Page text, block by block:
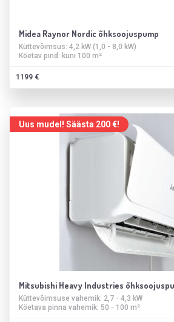
Midea Raynor Nordic õhksoojuspump
Küttevõimsus: 4,2 kW (1,0 - 8,0 kW)
Köetav pind: kuni 100 m²
1199 €
Uus mudel! Säästa 200 €!
Mitsubishi Heavy Industries
Küttevõimsuse vahemik: 2,7 - 4,3 kW
Köetava pinna vahemik: 50 - 100 m²